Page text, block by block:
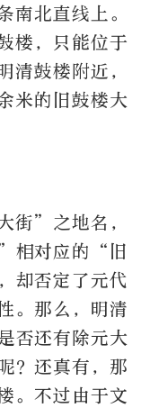
南北直线上。
楼，只能位于
清鼓楼附近，
米的旧鼓楼大
街”之地名，
相对应的“旧
却否定了元代
。那么，明清
否还有除元大
？还真有，那
。不过由于文